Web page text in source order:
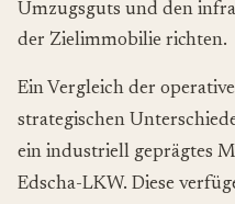
Umzugsguts und den
der Zielimmobilie richten.
Ein Vergleich der
strategischen
ein industriell geprägtes
Edscha-LKW. Diese